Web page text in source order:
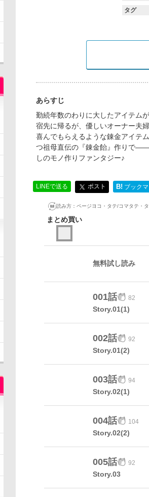
タグ
あらすじ
勤続年数のわりに大したアイテム
宿先に帰るが、優しいオーナー夫
喜んでもらえるような錬金アイテ
つ祖母直伝の『錬金飴』作りで
しのモノ作りファンタジー♪
LINEで送る ポスト B! ブック
読み方： ページヨコ・タテ/コマタテ・
まとめ買い
無料試し読み
001話 82
Story.01(1)
002話 92
Story.01(2)
003話 94
Story.02(1)
004話 104
Story.02(2)
005話 92
Story.03